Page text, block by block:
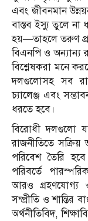
এবং জীবনমান
বাস্তব ইস্যু তুলে না
হয়—তাহলে তরুণ
বিএনপি ও অন্যান্য
বিশ্লেষকরা মনে
দলগুলোসহ সব
চ্যালেঞ্জ এবং
ধরতে হবে।
বিরোধী দলগুলো
রাজনীতিতে
পরিবেশ তৈরি
পরিবর্তে
আরও গ্রহণযোগ্য ও
সম্প্রীতি ও শান্তির
অর্থনীতিবিদ,